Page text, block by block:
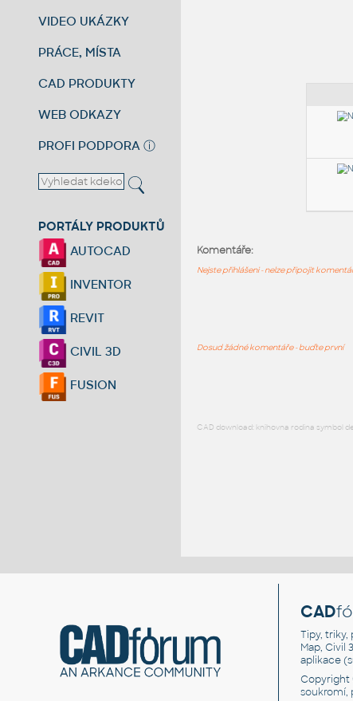
VIDEO UKÁZKY
PRÁCE, MÍSTA
CAD PRODUKTY
WEB ODKAZY
PROFI PODPORA ⓘ
PORTÁLY PRODUKTŮ
AUTOCAD
INVENTOR
REVIT
CIVIL 3D
FUSION
Komentáře:
Nejste přihlášeni - nelze připojit
Dosud žádné komentáře - buďte první
CAD download: knihovna rodina symbol
CAD
Tipy, triky,
Map, Civil
aplikace
Copyright
soukromí,